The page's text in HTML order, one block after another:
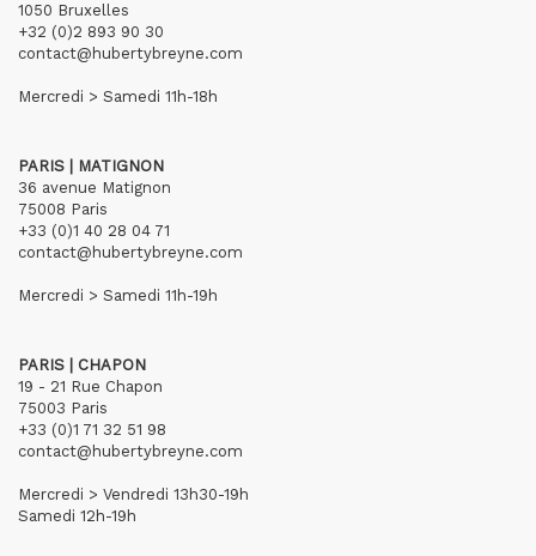
1050 Bruxelles
+32 (0)2 893 90 30
contact@hubertybreyne.com
Mercredi > Samedi 11h-18h
PARIS | MATIGNON
36 avenue Matignon
75008 Paris
+33 (0)1 40 28 04 71
contact@hubertybreyne.com
Mercredi > Samedi 11h-19h
PARIS | CHAPON
19 - 21 Rue Chapon
75003 Paris
+33 (0)1 71 32 51 98
contact@hubertybreyne.com
Mercredi > Vendredi 13h30-19h
Samedi 12h-19h